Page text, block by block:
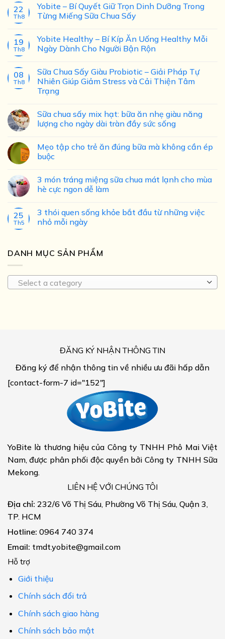
22
Th8
Yobite – Bí Quyết Giữ Trọn Dinh Dưỡng Trong
Từng Miếng Sữa Chua Sấy
19
Th8
Yobite Healthy – Bí Kíp Ăn Uống Healthy Mỗi
Ngày Dành Cho Người Bận Rộn
08
Th8
Sữa Chua Sấy Giàu Probiotic – Giải Pháp Tự
Nhiên Giúp Giảm Stress và Cải Thiện Tâm
Trạng
Sữa chua sấy mix hạt: bữa ăn nhẹ giàu năng
lượng cho ngày dài tràn đầy sức sống
Mẹo tập cho trẻ ăn đúng bữa mà không cần ép
buộc
3 món tráng miệng sữa chua mát lạnh cho mùa
hè cực ngon dễ làm
25
Th5
3 thói quen sống khỏe bắt đầu từ những việc
nhỏ mỗi ngày
DANH MỤC SẢN PHẨM
Select a category
ĐĂNG KÝ NHẬN THÔNG TIN
Đăng ký để nhận thông tin về nhiều ưu đãi hấp dẫn
[contact-form-7 id="152"]
YoBite là thương hiệu của Công ty TNHH Phô Mai Việt
Nam, được phân phối độc quyền bởi Công ty TNHH Sữa
Mekong.
LIÊN HỆ VỚI CHÚNG TÔI
Địa chỉ: 232/6 Võ Thị Sáu, Phường Võ Thị Sáu, Quận 3,
TP. HCM
Hotline: 0964 740 374
Email: tmdt.yobite@gmail.com
Hỗ trợ
Giới thiệu
Chính sách đổi trả
Chính sách giao hàng
Chính sách bảo mật